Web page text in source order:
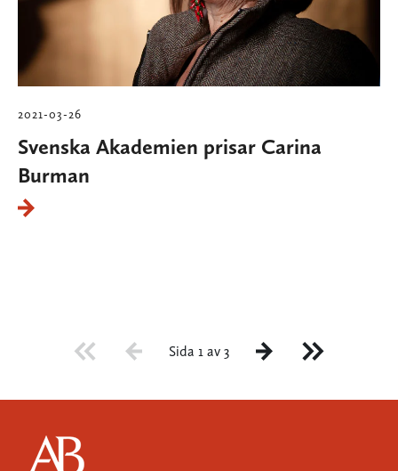
2021-03-26
Svenska Akademien prisar Carina
Burman
Sida 1 av 3